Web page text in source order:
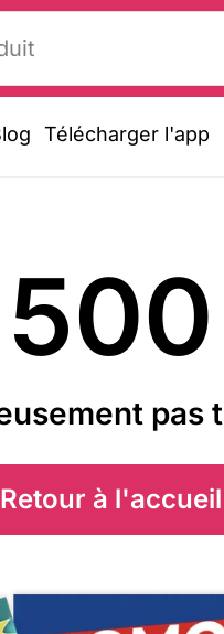
Télécharger l'app
500
Retour à l'accueil